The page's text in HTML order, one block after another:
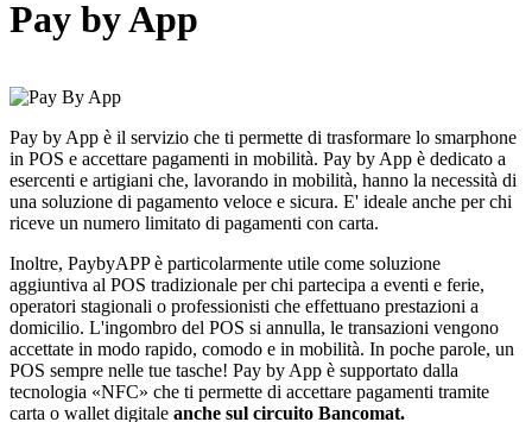
Pay by App
Pay by App è il servizio che ti permette di trasformare lo smarphone
in POS e accettare pagamenti in mobilità. Pay by App è dedicato a
esercenti e artigiani che, lavorando in mobilità, hanno la necessità di
una soluzione di pagamento veloce e sicura. E' ideale anche per chi
riceve un numero limitato di pagamenti con carta.
Inoltre, PaybyAPP è particolarmente utile come soluzione
aggiuntiva al POS tradizionale per chi partecipa a eventi e ferie,
operatori stagionali o professionisti che effettuano prestazioni a
domicilio. L'ingombro del POS si annulla, le transazioni vengono
accettate in modo rapido, comodo e in mobilità. In poche parole, un
POS sempre nelle tue tasche! Pay by App è supportato dalla
tecnologia «NFC» che ti permette di accettare pagamenti tramite
carta o wallet digitale anche sul circuito Bancomat.